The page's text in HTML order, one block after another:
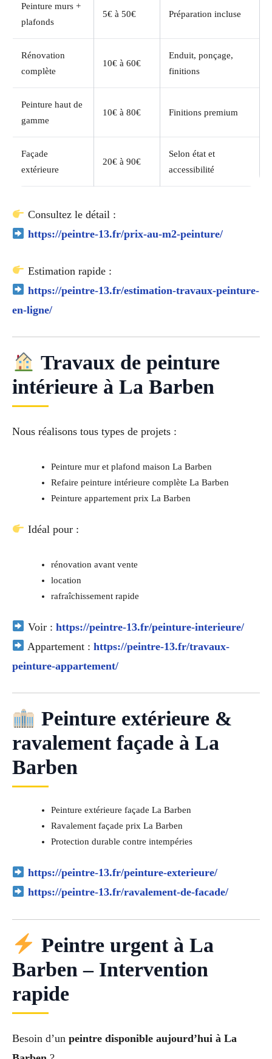
Peinture murs +
plafonds
5€ à 50€ Préparation incluse
Rénovation
complète
10€ à 60€
Enduit, ponçage,
finitions
Peinture haut de
gamme
10€ à 80€ Finitions premium
Façade
extérieure
20€ à 90€
Selon état et
accessibilité
Consultez le détail :
https://peintre-13.fr/prix-au-m2-peinture/
Estimation rapide :
https://peintre-13.fr/estimation-travaux-peinture-
en-ligne/
Travaux de peinture
intérieure à La Barben
Nous réalisons tous types de projets :
Peinture mur et plafond maison La Barben
Refaire peinture intérieure complète La Barben
Peinture appartement prix La Barben
Idéal pour :
rénovation avant vente
location
rafraîchissement rapide
Voir : https://peintre-13.fr/peinture-interieure/
Appartement : https://peintre-13.fr/travaux-
peinture-appartement/
Peinture extérieure &
ravalement façade à La
Barben
Peinture extérieure façade La Barben
Ravalement façade prix La Barben
Protection durable contre intempéries
https://peintre-13.fr/peinture-exterieure/
https://peintre-13.fr/ravalement-de-facade/
Peintre urgent à La
Barben – Intervention
rapide
Besoin d’un peintre disponible aujourd’hui à La